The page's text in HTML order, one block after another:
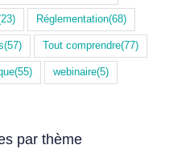
Réglementation(68)
(57) Tout comprendre(77)
(55) webinaire(5)
par thème